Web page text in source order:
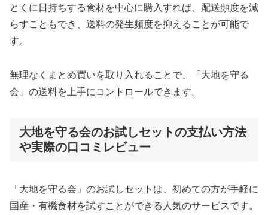
とくに日持ちする食材を中心に購入すれば、配送頻度を減
らすこともでき、送料の発生頻度を抑えることが可能で
す。
無理なくまとめ買いを取り入れることで、「大地を守る
会」の送料を上手にコントロールできます。
大地を守る会のお試しセットの支払い方法
や実際の口コミレビュー
「大地を守る会」のお試しセットは、初めての方が手軽に
国産・有機食材を試すことができる人気のサービスです。